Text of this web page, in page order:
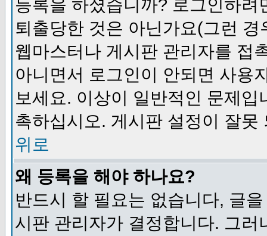
등록을 하셨습니까? 로그인하
퇴출당한 것은 아닌가요(그런
웹마스터나 게시판 관리자를 접
아니면서 로그인이 안되면 사용
보세요. 이상이 일반적인 문제
촉하십시오. 게시판 설정이 잘못
위로
왜 등록을 해야 하나요?
반드시 할 필요는 없습니다, 글
시판 관리자가 결정합니다. 그